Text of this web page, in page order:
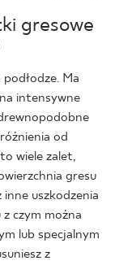
gresowe
Ma
intensywne
od
wiele zalet,
gresu
uszkodzenia
z czym można
lub specjalnym
z